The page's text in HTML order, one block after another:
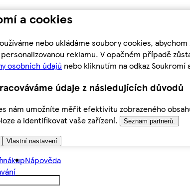
a cookies
nebo ukládáme soubory cookies,
reklamu. V opačném případě
osobních údajů nebo kliknutím na odkaz
údaje z následujících důvodů
nám umožníte měřit efektivitu zobrazeného
a identifikovat vaše zařízení.
Seznam partnerů.
Vlastní nastavení
nákupNápověda